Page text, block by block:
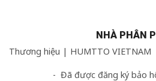
NHÀ PHÂN
Thương hiệu | HUMTTO VIETNAM
- Đã được đăng ký bảo